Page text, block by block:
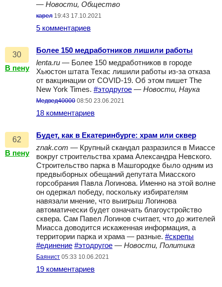
— Новости, Общество
кaрел 19:43 17.10.2021
5 комментариев
30
В пену
Более 150 медработников лишили работы
lenta.ru — Более 150 медработников в городе
Хьюстон штата Техас лишили работы из-за отказа
от вакцинации от COVID-19. Об этом пишет The
New York Times. #этодругое — Новости, Наука
Медвед40000 08:50 23.06.2021
18 комментариев
62
В пену
Будет, как в Екатеринбурге: храм или сквер
znak.com — Крупный скандал разразился в Миассе
вокруг строительства храма Александра Невского.
Строительство парка в Машгородке было одним из
предвыборных обещаний депутата Миасского
горсобрания Павла Логинова. Именно на этой волне
он одержал победу, поскольку избирателям
навязали мнение, что выигрыш Логинова
автоматически будет означать благоустройство
сквера. Сам Павел Логинов считает, что до жителей
Миасса доводится искаженная информация, а
территории парка и храма — разные. #скрепы
#единение #этодругое — Новости, Политика
Баянист 05:33 10.06.2021
19 комментариев